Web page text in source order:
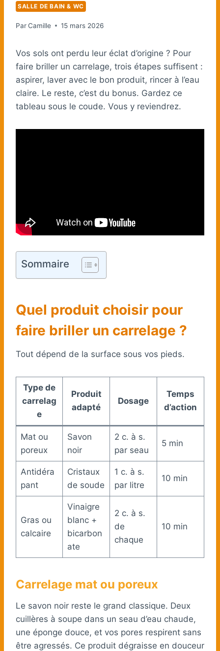
SALLE DE BAIN & WC
ParCamille 15 mars 2026
Vos sols ont perdu leur éclat d’origine ? Pour
faire briller un carrelage, trois étapes suffisent :
aspirer, laver avec le bon produit, rincer à l’eau
claire. Le reste, c’est du bonus. Gardez ce
tableau sous le coude. Vous y reviendrez.
Sommaire
Quel produit choisir pour
faire briller un carrelage ?
Tout dépend de la surface sous vos pieds.
Type de
carrelag
e
Produit
adapté
Dosage
Temps
d’action
Mat ou
poreux
Savon
noir
2 c. à s.
par seau
5 min
Antidéra
pant
Cristaux
de soude
1 c. à s.
par litre
10 min
Gras ou
calcaire
Vinaigre
blanc +
bicarbon
ate
2 c. à s.
de
chaque
10 min
Carrelage mat ou poreux
Le savon noir reste le grand classique. Deux
cuillères à soupe dans un seau d’eau chaude,
une éponge douce, et vos pores respirent sans
être agressés. Ce produit dégraisse en douceur